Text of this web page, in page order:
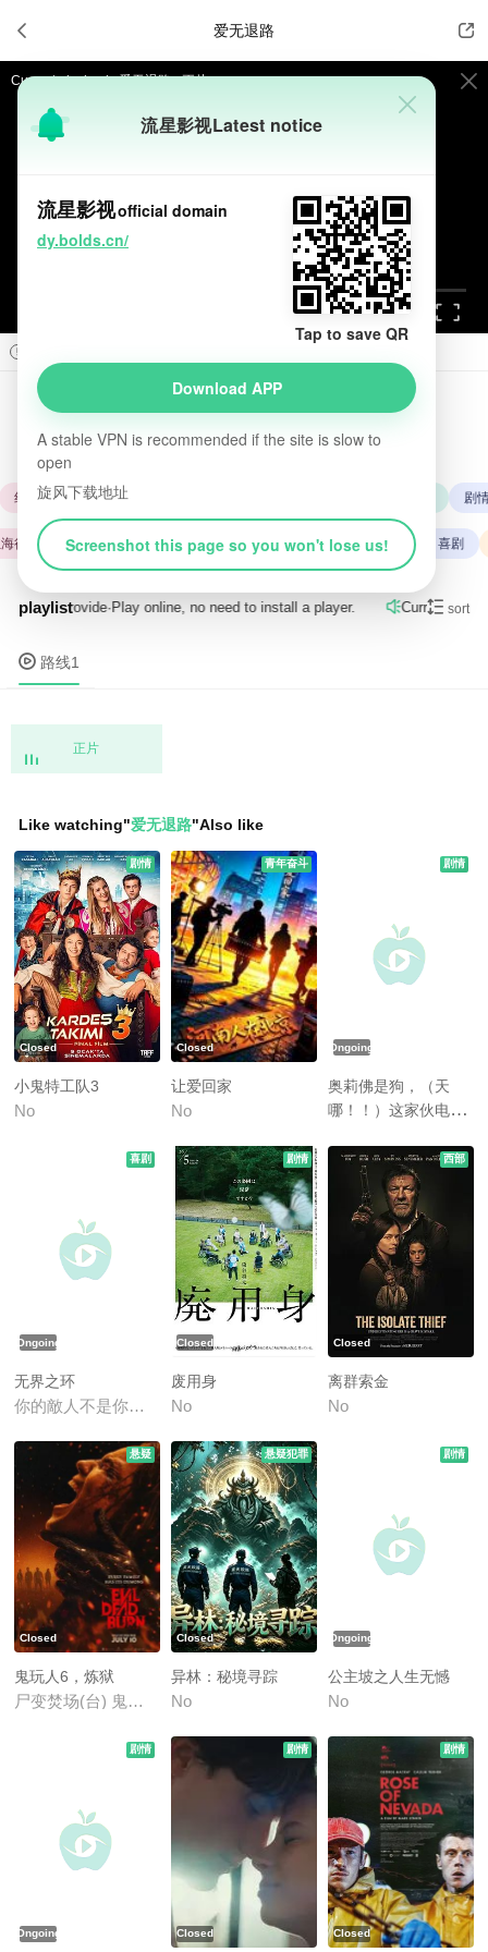
 爱无退路 
流星影视Latest notice
流星影视official domain
dy.bolds.cn/
Tap to save QR
Download APP
A stable VPN is recommended if the site is slow to
open
旋风下载地址
Screenshot this page so you won't lose us!

Current playback:爱无退路 - 正片
提醒 不要轻易相信视频中的广告，谨防上当受骗!
视频载入速度跟网速有关，请耐心等待几秒钟。
爱无退路 
1.0 2026 法国 剧情 喜剧 剧情片
红海行动 喜剧 剧情
行动 剧情 火影忍者 复仇者联盟 战狼 剧情片 喜剧
playlist
by路线1provide·Play online, no need to install a player. Current
 sort
路线1
正片
Like watching"爱无退路"Also like
剧情
Closed
小鬼特工队3
No
青年奋斗
Closed
让爱回家
No
剧情
Ongoing
奥莉佛是狗，（天
哪！！）这家伙电影
喜剧
Ongoing
无界之环
你的敵人不是你的敵人(台)
剧情
Closed
废用身
No
西部
Closed
离群索金
No
悬疑
Closed
鬼玩人6，炼狱
尸变焚场(台) 鬼玩人6：燃烧 鬼玩人崛起衍生电影
悬疑犯罪
Closed
异林：秘境寻踪
No
剧情
Ongoing
公主坡之人生无憾
No
剧情
Ongoing
剧情
Closed
剧情
Closed